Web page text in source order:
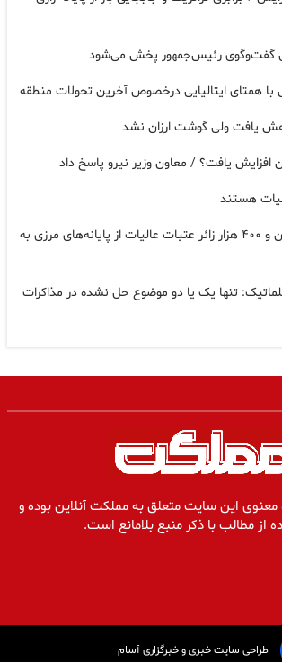
گفت‌وگوی رئیس‌جمهور پخش می‌شود
همتای ایتالیایی درخصوص آخرین تحولات منطقه
یافت ولی گوشت ارزان نشد
افزایش یافت؟ / معاون وزیر نیرو پاسخ داد
هستند
بازگشت سه میلیون و ۴۰۰ هزار زائر عتبات عالیات از پایانه‌های مرزی به
تنها یک یا دو موضوع حل نشده در مذاکرات
این سایت متعلق به مملکت آنلاین بوده و
از مطالب با ذکر منبع بلامانع است.
طراحی سایت خبری و خبرگزاری آسام